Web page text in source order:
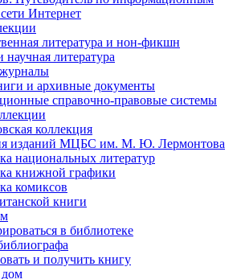
Интернет
литература и нон-фикшн
научная литература
и архивные документы
справочно-правовые системы
коллекция
изданий МЦБС им. М. Ю. Лермонтова
национальных литератур
книжной графики
комиксов
книги
в библиотеке
и получить книгу